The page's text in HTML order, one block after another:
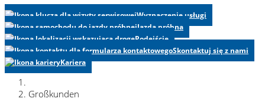
Wyznaczenie usługi
Jazda próbna
Podejście
Skontaktuj się z nami
Kariera
Großkunden